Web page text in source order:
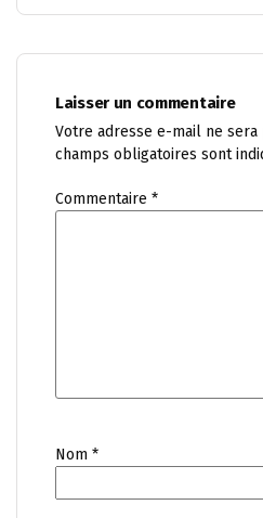
Laisser un commentaire
Votre adresse e-mail ne sera
champs obligatoires sont
Commentaire *
Nom *